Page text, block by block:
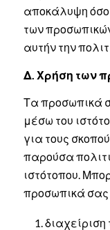
αποκάλυψη όσο
των
αυτήν την
Δ. Χρήση των
Τα προσωπικά
μέσω του
για τους
παρούσα
ιστότοπου.
προσωπικά σας
διαχείριση